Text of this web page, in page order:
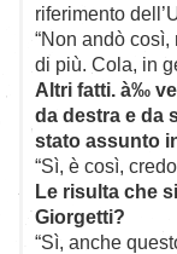
riferimento
“Non andò
di più. Cola, in
Altri fatti. à‰
da destra e da
stato assunto
“Sì, è così,
Le risulta che
Giorgetti?
“Sì, anche